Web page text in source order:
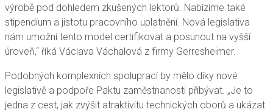
výrobě pod dohledem zkušených lektorů. Nabízíme také
stipendium a jistotu pracovního uplatnění. Nová legislativa
nám umožní tento model certifikovat a posunout na vyšší
úroveň,“ říká Václava Váchalová z firmy Gerresheimer.
Podobných komplexních spoluprací by mělo díky nové
legislativě a podpoře Paktu zaměstnanosti přibývat. „Je to
jedna z cest, jak zvýšit atraktivitu technických oborů a ukázat